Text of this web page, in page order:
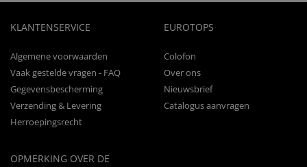
KLANTENSERVICE
Algemene voorwaarden
Vaak gestelde vragen - FAQ
Gegevensbescherming
Verzending & Levering
Herroepingsrecht
OPMERKING OVER DE
EUROTOPS
Colofon
Over ons
Nieuwsbrief
Catalogus aanvragen